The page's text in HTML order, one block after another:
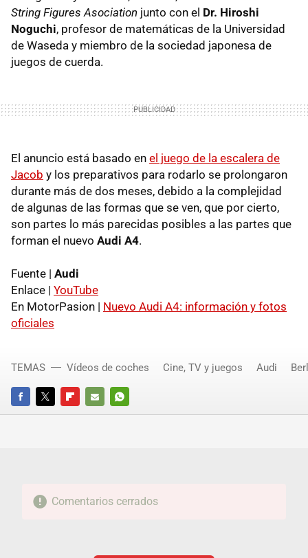
String Figures Asociation junto con el Dr. Hiroshi
Noguchi, profesor de matemáticas de la Universidad
de Waseda y miembro de la sociedad japonesa de
juegos de cuerda.
El anuncio está basado en el juego de la escalera de
Jacob y los preparativos para rodarlo se prolongaron
durante más de dos meses, debido a la complejidad
de algunas de las formas que se ven, que por cierto,
son partes lo más parecidas posibles a las partes que
forman el nuevo Audi A4.
Fuente | Audi
Enlace | YouTube
En MotorPasion | Nuevo Audi A4: información y fotos
oficiales
FACEBOOKTWITTERFLIPBOARD
E-
WHATSAPP
TEMAS Vídeos de coches Cine, TV y juegos Audi
Comentarios cerrados